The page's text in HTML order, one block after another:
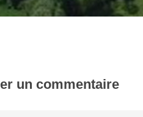
un commentaire